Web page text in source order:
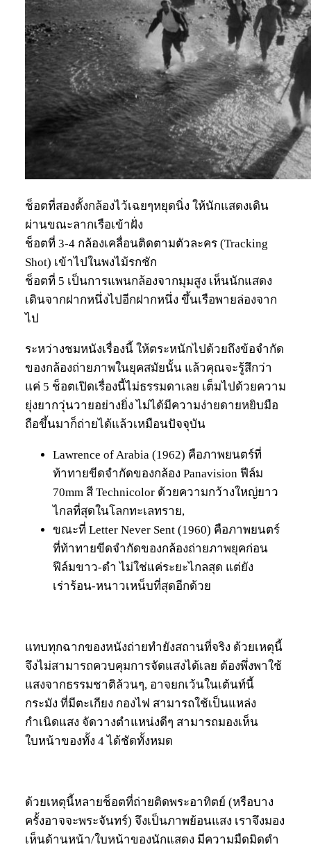
ช็อตที่สองตั้งกล้องไว้เฉยๆหยุดนิ่ง ให้นักแสดงเดิน
ผ่านขณะลากเรือเข้าฝั่ง
ช็อตที่ 3-4 กล้องเคลื่อนติดตามตัวละคร (Tracking
Shot) เข้าไปในพงไม้รกชัก
ช็อตที่ 5 เป็นการแพนกล้องจากมุมสูง เห็นนักแสดง
เดินจากฝากหนึ่งไปอีกฝากหนึ่ง ขึ้นเรือพายล่องจาก
ไป
ระหว่างชมหนังเรื่องนี้ ให้ตระหนักไปด้วยถึงข้อจำกัด
ของกล้องถ่ายภาพในยุคสมัยนั้น แล้วคุณจะรู้สึกว่า
แค่ 5 ช็อตเปิดเรื่องนี้ไม่ธรรมดาเลย เต็มไปด้วยความ
ยุ่งยากวุ่นวายอย่างยิ่ง ไม่ได้มีความง่ายดายหยิบมือ
ถือขึ้นมาก็ถ่ายได้แล้วเหมือนปัจจุบัน
Lawrence of Arabia (1962) คือภาพยนตร์ที่
ท้าทายขีดจำกัดของกล้อง Panavision ฟีล์ม
70mm สี Technicolor ด้วยความกว้างใหญ่ยาว
ไกลที่สุดในโลกทะเลทราย,
ขณะที่ Letter Never Sent (1960) คือภาพยนตร์
ที่ท้าทายขีดจำกัดของกล้องถ่ายภาพยุคก่อน
ฟีล์มขาว-ดำ ไม่ใช่แค่ระยะไกลสุด แต่ยัง
เร่าร้อน-หนาวเหน็บที่สุดอีกด้วย
แทบทุกฉากของหนังถ่ายทำยังสถานที่จริง ด้วยเหตุนี้
จึงไม่สามารถควบคุมการจัดแสงได้เลย ต้องพึ่งพาใช้
แสงจากธรรมชาติล้วนๆ, อาจยกเว้นในเต้นท์นี้
กระมัง ที่มีตะเกียง กองไฟ สามารถใช้เป็นแหล่ง
กำเนิดแสง จัดวางตำแหน่งดีๆ สามารถมองเห็น
ใบหน้าของทั้ง 4 ได้ชัดทั้งหมด
ด้วยเหตุนี้หลายช็อตที่ถ่ายติดพระอาทิตย์ (หรือบาง
ครั้งอาจจะพระจันทร์) จึงเป็นภาพย้อนแสง เราจึงมอง
เห็นด้านหน้า/ใบหน้าของนักแสดง มีความมืดมิดดำ